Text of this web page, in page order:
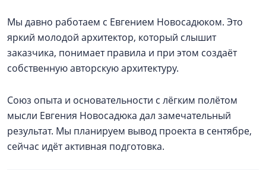
Мы давно работаем с Евгением Новосадюком. Это
яркий молодой архитектор, который слышит
заказчика, понимает правила и при этом создаёт
собственную авторскую архитектуру.
Союз опыта и основательности с лёгким полётом
мысли Евгения Новосадюка дал замечательный
результат. Мы планируем вывод проекта в сентябре,
сейчас идёт активная подготовка.